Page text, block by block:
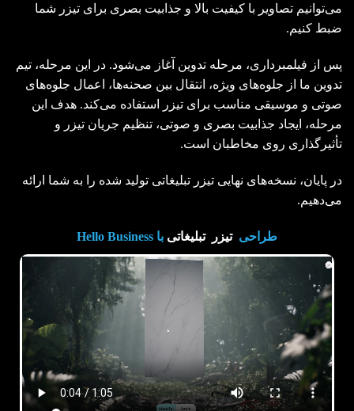
می‌توانیم تصاویر با کیفیت بالا و جذابیت بصری برای تیزر شما
ضبط کنیم.
پس از فیلمبرداری، مرحله تدوین آغاز می‌شود. در این مرحله، تیم
تدوین ما از جلوه‌های ویژه، انتقال بین صحنه‌ها، اعمال جلوه‌های
صوتی و موسیقی مناسب برای تیزر استفاده می‌کند. هدف این
مرحله، ایجاد جذابیت بصری و صوتی، تنظیم جریان تیزر و
تأثیرگذاری روی مخاطبان است.
در پایان، نسخه‌های نهایی تیزر تبلیغاتی تولید شده را به شما ارائه
می‌دهیم.
طراحی تیزر تبلیغاتی با Hello Business